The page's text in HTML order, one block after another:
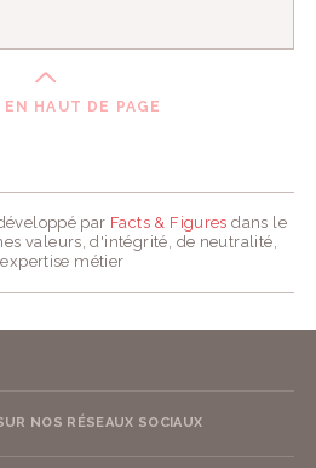
EN HAUT DE PAGE
par Facts & Figures dans le
valeurs, d'intégrité, de neutralité,
métier
NOS RÉSEAUX SOCIAUX